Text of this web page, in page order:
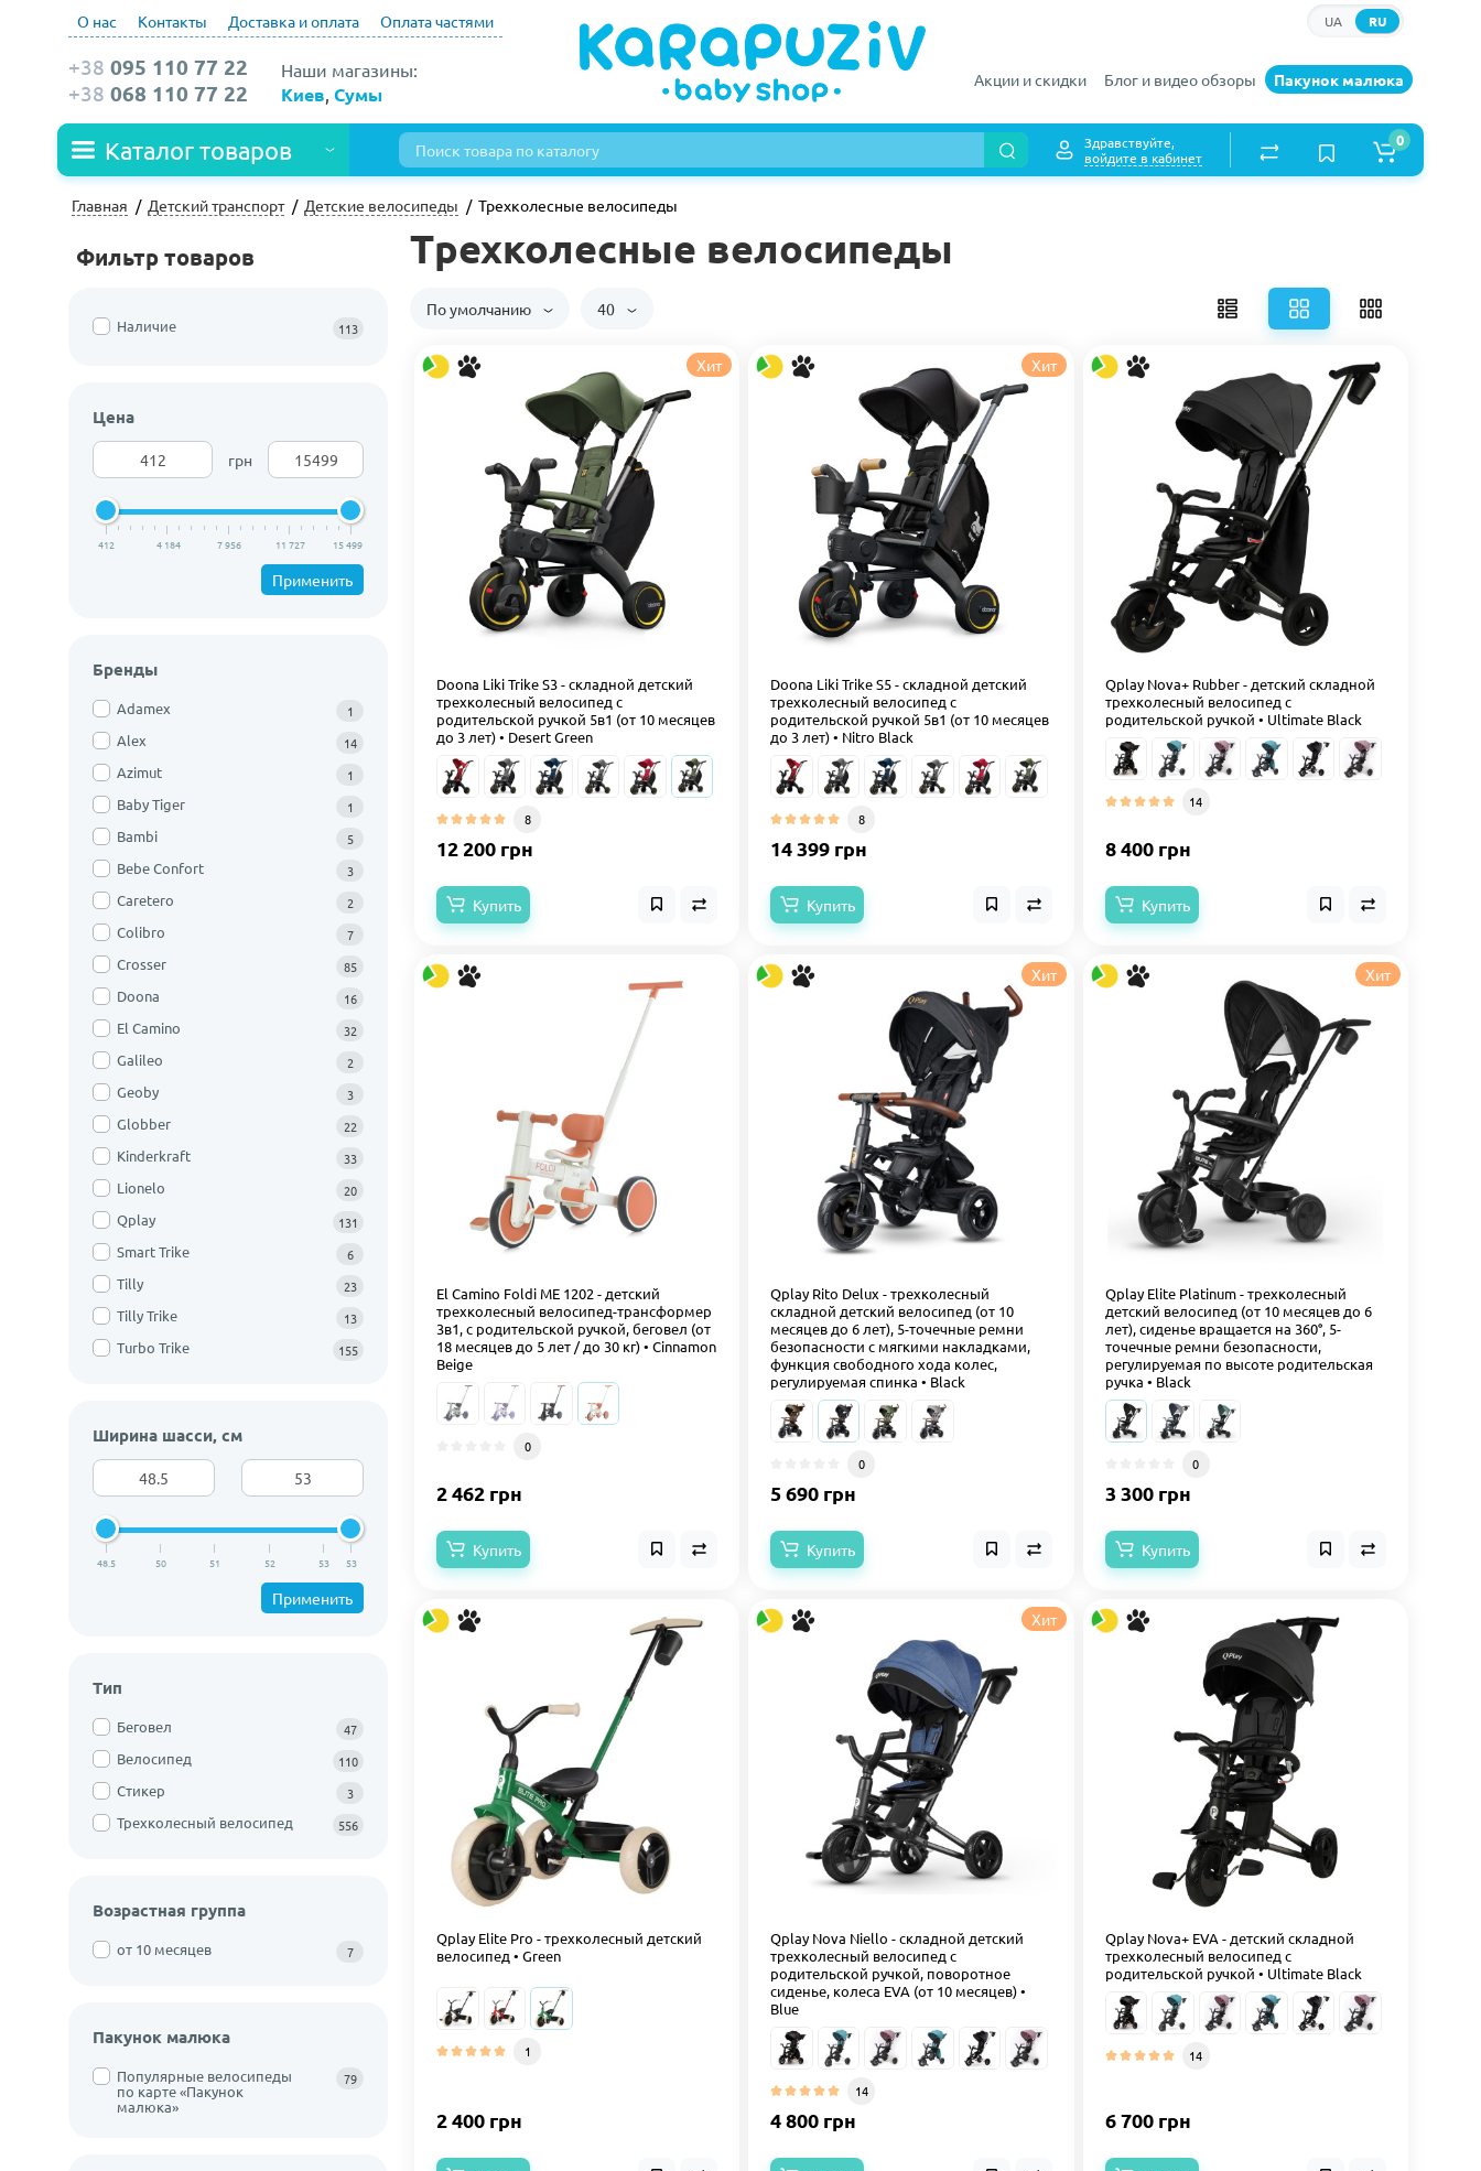
О нас Контакты Доставка и оплата Оплата частями RU
UA
Наши магазины:
Киев Сумы
+38 095 110 77 22
+38 068 110 77 22
Акции и скидки Блог и видео обзоры Пакунок малюка
Каталог товаров
Здравствуйте,
войдите в кабинет
0
Главная Детский транспорт Детские велосипеды Трехколесные велосипеды
Фильтр товаров
Наличие 113
Цена
грн
412 4 184 7 956 11 727 15 499
Применить
Бренды
Adamex 1
Alex 14
Azimut 1
Baby Tiger 1
Bambi 5
Bebe Confort 3
Caretero 2
Colibro 7
Crosser 85
Doona 16
El Camino 32
Galileo 2
Geoby 3
Globber 22
Kinderkraft 33
Lionelo 20
Qplay 131
Smart Trike 6
Tilly 23
Tilly Trike 13
Turbo Trike 155
Ширина шасси, см
48.5 50 51 52 53 53
Применить
Тип
Беговел 47
Велосипед 110
Стикер 3
Трехколесный велосипед 556
Возрастная группа
от 10 месяцев 7
Пакунок малюка
Популярные велосипеды
по карте «Пакунок
малюка»
79
Трехколесные велосипеды
По умолчанию 40
Хит
Doona Liki Trike S3 - складной детский
трехколесный велосипед с
родительской ручкой 5в1 (от 10 месяцев
до 3 лет) • Desert Green
8
12 200 грн
Купить
Хит
Doona Liki Trike S5 - складной детский
трехколесный велосипед с
родительской ручкой 5в1 (от 10 месяцев
до 3 лет) • Nitro Black
8
14 399 грн
Купить
Qplay Nova+ Rubber - детский складной
трехколесный велосипед с
родительской ручкой • Ultimate Black
14
8 400 грн
Купить
El Camino Foldi ME 1202 - детский
трехколесный велосипед-трансформер
3в1, с родительской ручкой, беговел (от
18 месяцев до 5 лет / до 30 кг) • Сinnamon
Beige
0
2 462 грн
Купить
Хит
Qplay Rito Delux - трехколесный
складной детский велосипед (от 10
месяцев до 6 лет), 5-точечные ремни
безопасности с мягкими накладками,
функция свободного хода колес,
регулируемая спинка • Black
0
5 690 грн
Купить
Хит
Qplay Elite Platinum - трехколесный
детский велосипед (от 10 месяцев до 6
лет), сиденье вращается на 360°, 5-
точечные ремни безопасности,
регулируемая по высоте родительская
ручка • Black
0
3 300 грн
Купить
Qplay Elite Pro - трехколесный детский
велосипед • Green
1
2 400 грн
Хит
Qplay Nova Niello - складной детский
трехколесный велосипед с
родительской ручкой, поворотное
сиденье, колеса EVA (от 10 месяцев) •
Blue
14
4 800 грн
Qplay Nova+ EVA - детский складной
трехколесный велосипед с
родительской ручкой • Ultimate Black
14
6 700 грн